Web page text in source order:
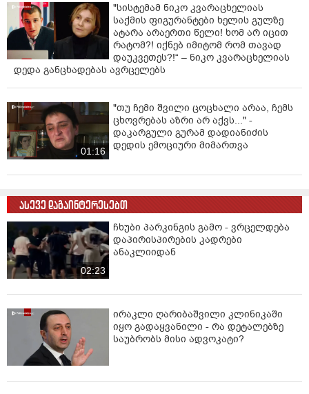
"სისტემამ ნიკო კვარაცხელიას
საქმის ფიგურანტები ხელის გულზე
ატარა არაერთი წელი! ხომ არ იცით
რატომ?! იქნებ იმიტომ რომ თავად
დაუკვეთეს?!“ – ნიკო კვარაცხელიას
დედა განცხადებას ავრცელებს
01:16
"თუ ჩემი შვილი ცოცხალი არაა, ჩემს
ცხოვრებას აზრი არ აქვს..." -
დაკარგული გურამ დადიანიძის
დედის ემოციური მიმართვა
ასევე დაგაინტერესებთ
02:23
ჩხუბი პარკინგის გამო - ვრცელდება
დაპირისპირების კადრები
ანაკლიიდან
ირაკლი ღარიბაშვილი კლინიკაში
იყო გადაყვანილი - რა დეტალებზე
საუბრობს მისი ადვოკატი?